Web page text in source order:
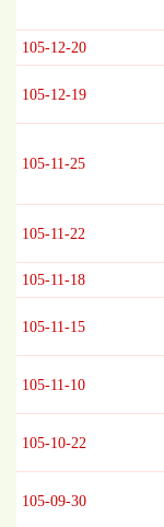
布
日
期、
標
105-12-20
105-12-19
105-11-25
105-11-22
105-11-18
105-11-15
105-11-10
105-10-22
105-09-30